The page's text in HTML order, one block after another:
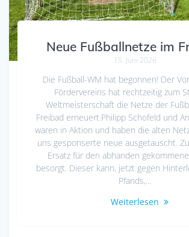
Neue Fußballnetze im
15. Juni 2026
Die Fußball-WM hat begonnen! Der
Fördervereins hat rechtzeitig zum
Weltmeisterschaft die Netze der
Freibad erneuert.Philipp Schofeld und
waren in Aktion und haben die alten
uns gesponserte neue ausgetauscht.
Ersatz für den abhanden
besorgt. Dieser kann, jetzt gegen
Pfands,…
Weiterlesen